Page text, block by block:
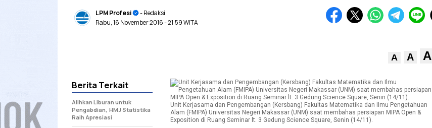
LPM Profesi
- Redaksi
Rabu, 16 November 2016- 21:59 WITA
A A A
Unit Kerjasama dan Pengembangan (Kersbang) Fakultas Matematika dan Ilmu Pengetahuan
Alam (FMIPA) Universitas Negeri Makassar (UNM) saat membahas persiapan MIPA Open &
Exposition di Ruang Seminar lt. 3 Gedung Science Square, Senin (14/11).
Berita Terkait
Alihkan Liburan untuk
Pengabdian, HMJ Statistika
Raih Apresiasi